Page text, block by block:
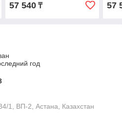
57 540₸ 57
год
1, ВП-2, Астана, Казахстан